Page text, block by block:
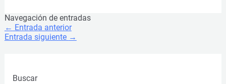
Navegación de entradas
← Entrada anterior
Entrada siguiente →
Buscar